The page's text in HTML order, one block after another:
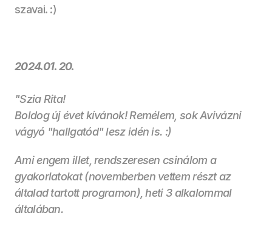
szavai. :)
2024.01. 20.
"Szia Rita!
Boldog új évet kívánok! Remélem, sok Avivázni
vágyó "hallgatód" lesz idén is. :)
Ami engem illet, rendszeresen csinálom a
gyakorlatokat (novemberben vettem részt az
általad tartott programon), heti 3 alkalommal
általában.